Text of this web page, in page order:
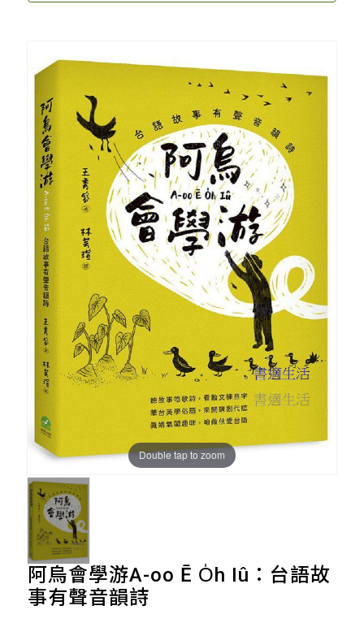
Double tap to zoom
阿烏會學游A-oo Ē O̍h Iû：台語故
事有聲音韻詩